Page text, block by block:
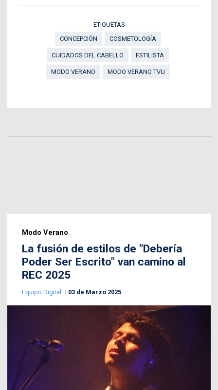
ETIQUETAS
CONCEPCIÓN
COSMETOLOGÍA
CUIDADOS DEL CABELLO ESTILISTA
MODO VERANO MODO VERANO TVU
Modo Verano
La fusión de estilos de "Debería
Poder Ser Escrito" van camino al
REC 2025
Equipo Digital 03 de Marzo 2025